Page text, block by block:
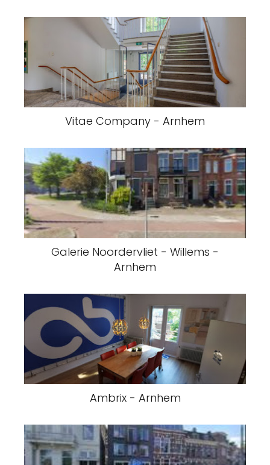
Vitae Company - Arnhem
Galerie Noordervliet - Willems -
Arnhem
Ambrix - Arnhem